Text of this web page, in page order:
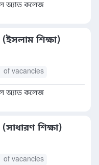
অ্যাড কলেজ
শিক্ষা)
of vacancies
অ্যাড কলেজ
শিক্ষা)
of vacancies